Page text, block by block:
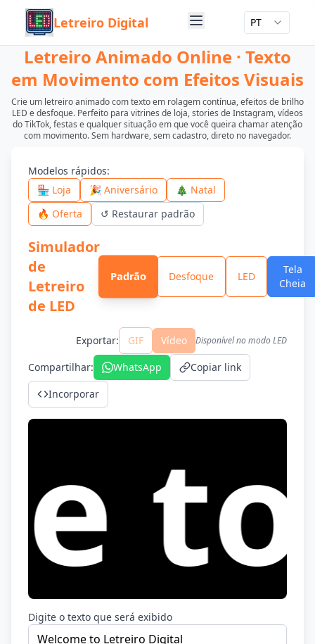
Letreiro Digital PT
Letreiro Animado Online · Texto
em Movimento com Efeitos Visuais
Crie um letreiro animado com texto em rolagem contínua, efeitos de brilho
LED e desfoque. Perfeito para vitrines de loja, stories de Instagram, vídeos
do TikTok, festas e qualquer situação em que você queira chamar atenção
com movimento. Sem hardware, sem cadastro, direto no navegador.
Modelos rápidos:
🏪 Loja
🎉 Aniversário
🎄 Natal
🔥 Oferta
↺ Restaurar padrão
Simulador
de
Letreiro
de LED
Padrão Desfoque LED
Tela
Cheia
Exportar: GIF Vídeo Disponível no modo LED
Compartilhar: WhatsApp
Copiar link
Incorporar
Digite o texto que será exibido